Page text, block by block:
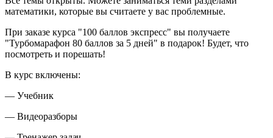
математики, которые вы считаете у вас проблемные.
При заказе курса "100 баллов экспресс" вы получаете
"Турбомарафон 80 баллов за 5 дней" в подарок! Будет, что
посмотреть и порешать!
В курс включены:
— Учебник
— Видеоразборы